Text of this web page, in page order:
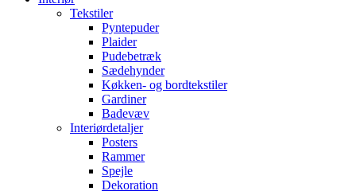
Tekstiler
Pyntepuder
Plaider
Pudebetræk
Sædehynder
Køkken- og bordtekstiler
Gardiner
Badevæv
Interiørdetaljer
Posters
Rammer
Spejle
Dekoration